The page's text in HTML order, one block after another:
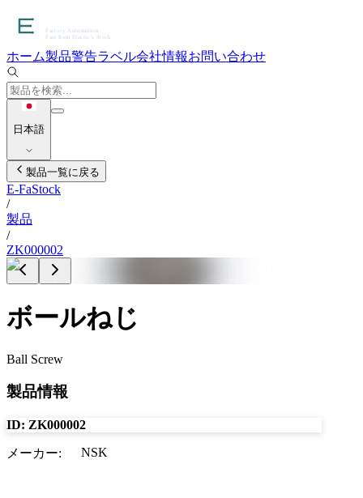
ホーム製品警告ラベル会社情報お問い合わせ
日本語
製品一覧に戻る
E-FaStock
/
製品
/
ZK000002
ボールねじ
Ball Screw
製品情報
ID: ZK000002
メーカー: NSK